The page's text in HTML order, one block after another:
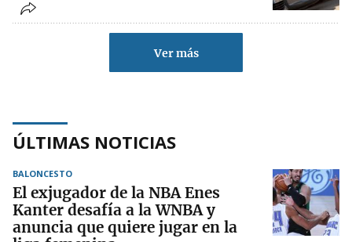
Ver más
ÚLTIMAS NOTICIAS
BALONCESTO
El exjugador de la NBA Enes
Kanter desafía a la WNBA y
anuncia que quiere jugar en la